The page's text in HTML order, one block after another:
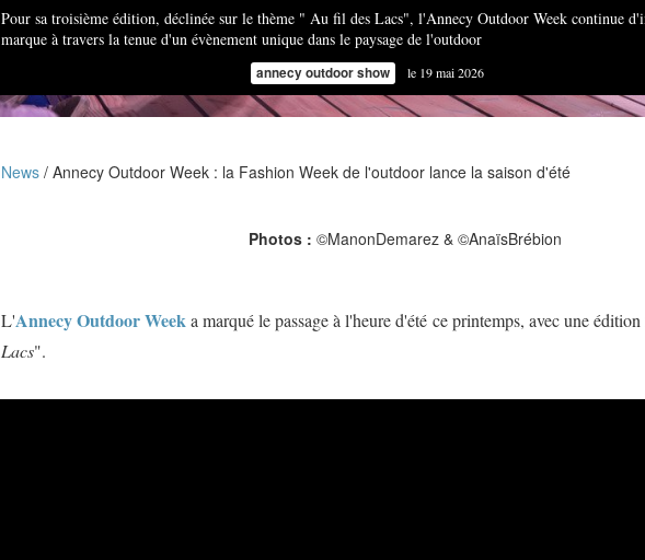
Pour sa troisième édition, déclinée sur le thème " Au fil des Lacs", l'Annecy Outdoor Week continue
marque à travers la tenue d'un évènement unique dans le paysage de l'outdoor
annecy outdoor show le 19 mai 2026
News Annecy Outdoor Week : la Fashion Week de l'outdoor lance la saison d'été
Photos : ©ManonDemarez & ©AnaïsBrébion
L'Annecy Outdoor Weeka marqué le passage à l'heure d'été ce printemps, avec une
Lacs".